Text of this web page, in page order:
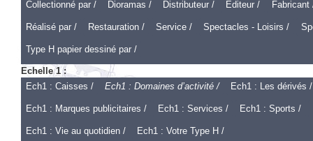
Réalisé par / Restauration / Service / Spectacles - Loisirs /
Type H papier dessiné par /
Echelle 1 :
Ech1 : Caisses /
Ech1 : Domaines d’activité / Ech1 : Les dérivés /
Ech1 : Marques publicitaires / Ech1 : Services / Ech1 : Sports /
Ech1 : Vie au quotidien / Ech1 : Votre Type H /